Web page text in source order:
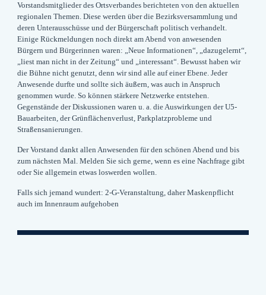
Vorstandsmitglieder des Ortsverbandes berichteten von den aktuellen
regionalen Themen. Diese werden über die Bezirksversammlung und
deren Unterausschüsse und der Bürgerschaft politisch verhandelt.
Einige Rückmeldungen noch direkt am Abend von anwesenden
Bürgern und Bürgerinnen waren: „Neue Informationen“, „dazugelernt“,
„liest man nicht in der Zeitung“ und „interessant“. Bewusst haben wir
die Bühne nicht genutzt, denn wir sind alle auf einer Ebene. Jeder
Anwesende durfte und sollte sich äußern, was auch in Anspruch
genommen wurde. So können stärkere Netzwerke entstehen.
Gegenstände der Diskussionen waren u. a. die Auswirkungen der U5-
Bauarbeiten, der Grünflächenverlust, Parkplatzprobleme und
Straßensanierungen.
Der Vorstand dankt allen Anwesenden für den schönen Abend und bis
zum nächsten Mal. Melden Sie sich gerne, wenn es eine Nachfrage gibt
oder Sie allgemein etwas loswerden wollen.
Falls sich jemand wundert: 2-G-Veranstaltung, daher Maskenpflicht
auch im Innenraum aufgehoben